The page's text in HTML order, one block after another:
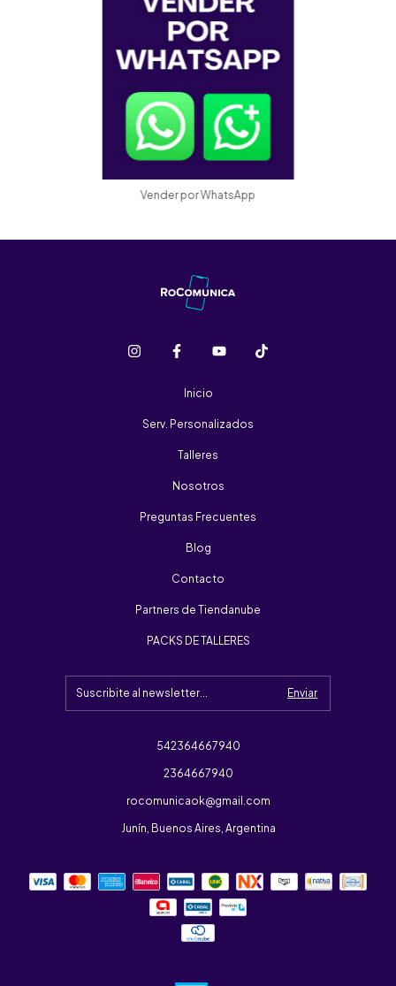
Vender por WhatsApp
Inicio
Serv. Personalizados
Talleres
Nosotros
Preguntas Frecuentes
Blog
Contacto
Partners de Tiendanube
PACKS DE TALLERES
542364667940
2364667940
rocomunicaok@gmail.com
Junín, Buenos Aires, Argentina